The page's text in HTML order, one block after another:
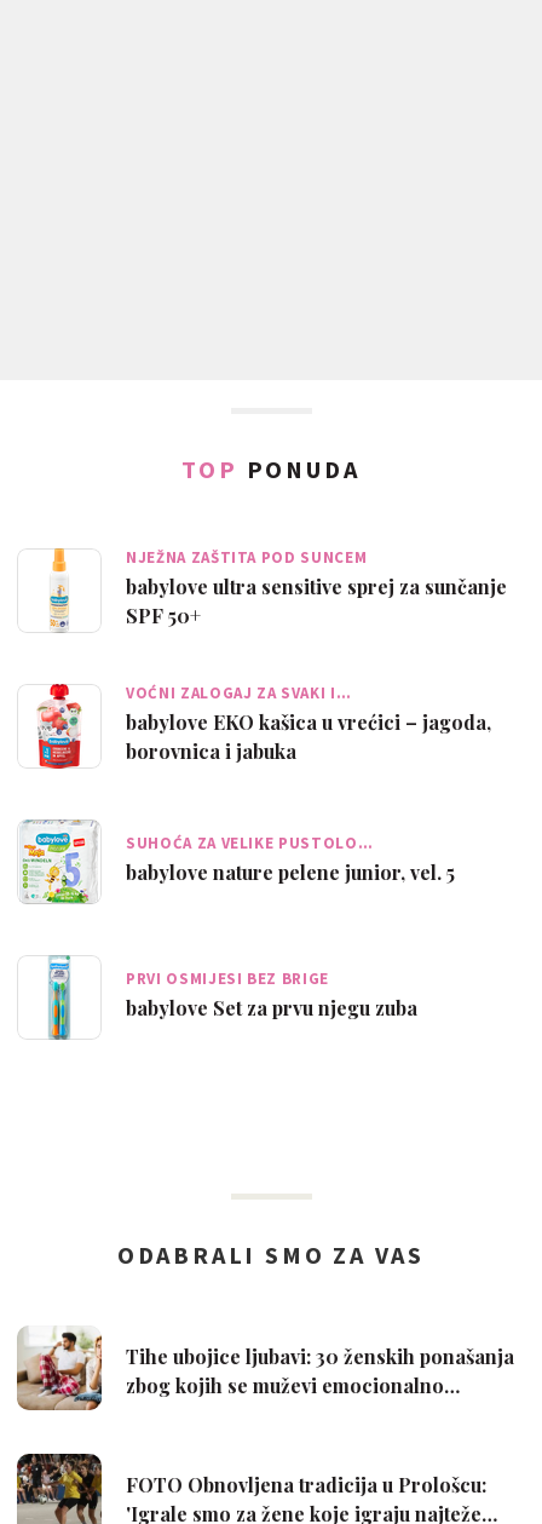
TOP PONUDA
NJEŽNA ZAŠTITA POD SUNCEM
babylove ultra sensitive sprej za sunčanje
SPF 50+
VOĆNI ZALOGAJ ZA SVAKI I…
babylove EKO kašica u vrećici – jagoda,
borovnica i jabuka
SUHOĆA ZA VELIKE PUSTOLO…
babylove nature pelene junior, vel. 5
PRVI OSMIJESI BEZ BRIGE
babylove Set za prvu njegu zuba